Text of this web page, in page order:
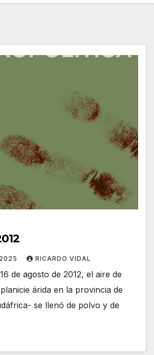
RICARDO VIDAL
de agosto de 2012, el aire de
árida en la provincia de
se llenó de polvo y de